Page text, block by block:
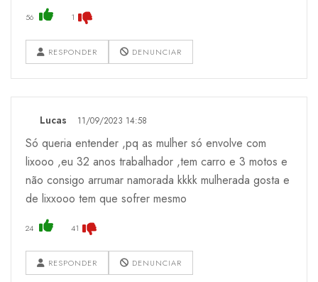
56 1
RESPONDER DENUNCIAR
Lucas 11/09/2023 14:58
Só queria entender ,pq as mulher só envolve com
lixooo ,eu 32 anos trabalhador ,tem carro e 3 motos e
não consigo arrumar namorada kkkk mulherada gosta e
de lixxooo tem que sofrer mesmo
24 41
RESPONDER DENUNCIAR